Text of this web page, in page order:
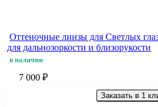
Оттеночные линзы для Светлых
для дальнозоркости и близорукости
в наличии
7 000 ₽
Заказать в 1